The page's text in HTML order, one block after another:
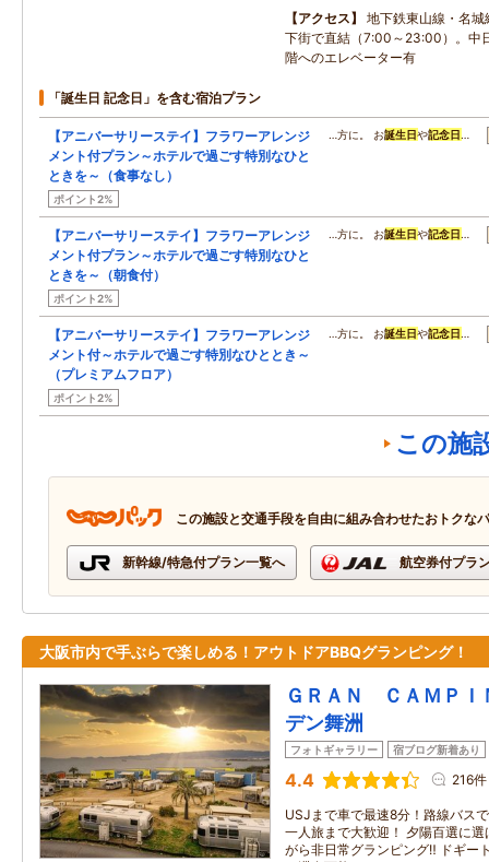
アクセス
地下鉄東山線・名
下街で直結（7:00～23:00）。中
階へのエレベーター有
「誕生日 記念日」を含む宿泊プラン
【アニバーサリーステイ】フラワーアレンジ
メント付プラン～ホテルで過ごす特別なひと
ときを～（食事なし）
ポイント2%
…方に。 お誕生日や記念日 …
【アニバーサリーステイ】フラワーアレンジ
メント付プラン～ホテルで過ごす特別なひと
ときを～（朝食付）
ポイント2%
…方に。 お誕生日や記念日 …
【アニバーサリーステイ】フラワーアレンジ
メント付～ホテルで過ごす特別なひととき～
（プレミアムフロア）
ポイント2%
…方に。 お誕生日や記念日 …
この施
この施設と交通手段を自由に組み合わせたおトクな
新幹線/特急付プラン一覧へ 航空券付プラ
大阪市内で手ぶらで楽しめる！アウトドアBBQグランピング！
ＧＲＡＮ ＣＡＭＰ
デン舞洲
フォトギャラリー 宿ブログ新着あり
4.4 216件
USJまで車で最速8分！路線バス
一人旅まで大歓迎！ 夕陽百選に
がら非日常グランピング‼ ドギー